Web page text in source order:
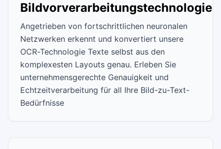
Bildvorverarbeitungstechnologie
Angetrieben von fortschrittlichen neuronalen
Netzwerken erkennt und konvertiert unsere
OCR-Technologie Texte selbst aus den
komplexesten Layouts genau. Erleben Sie
unternehmensgerechte Genauigkeit und
Echtzeitverarbeitung für all Ihre Bild-zu-Text-
Bedürfnisse